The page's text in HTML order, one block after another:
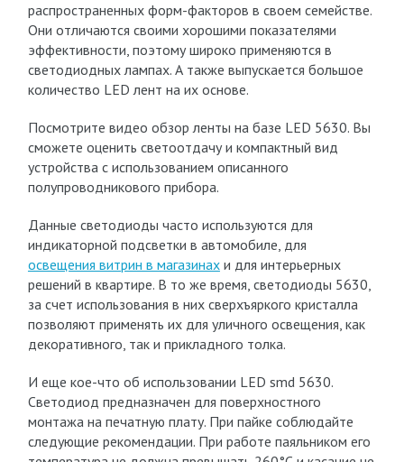
распространенных форм-факторов в своем семействе.
Они отличаются своими хорошими показателями
эффективности, поэтому широко применяются в
светодиодных лампах. А также выпускается большое
количество LED лент на их основе.
Посмотрите видео обзор ленты на базе LED 5630. Вы
сможете оценить светоотдачу и компактный вид
устройства с использованием описанного
полупроводникового прибора.
Данные светодиоды часто используются для
индикаторной подсветки в автомобиле, для
освещения витрин в магазинахи для интерьерных
решений в квартире. В то же время, светодиоды 5630,
за счет использования в них сверхъяркого кристалла
позволяют применять их для уличного освещения, как
декоративного, так и прикладного толка.
И еще кое-что об использовании LED smd 5630.
Светодиод предназначен для поверхностного
монтажа на печатную плату. При пайке соблюдайте
следующие рекомендации. При работе паяльником его